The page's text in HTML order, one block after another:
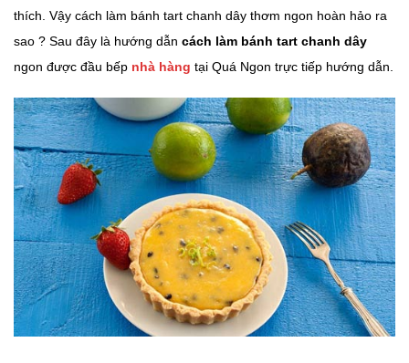
thích. Vậy cách làm bánh tart chanh dây thơm ngon hoàn hảo ra
sao ? Sau đây là hướng dẫn cách làm bánh tart chanh dây
ngon được đầu bếp nhà hàng tại Quá Ngon trực tiếp hướng dẫn.